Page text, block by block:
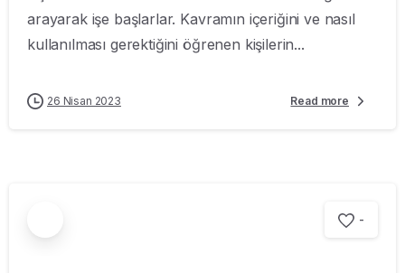
arayarak işe başlarlar. Kavramın içeriğini ve nasıl
kullanılması gerektiğini öğrenen kişilerin...
26 Nisan 2023 Read more
-